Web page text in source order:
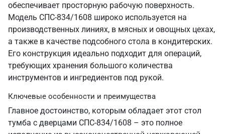
обеспечивает просторную рабочую поверхность.
Модель СПС-834/1608 широко используется на
производственных линиях, в мясных и овощных цехах,
а также в качестве подсобного стола в кондитерских.
Его конструкция идеально подходит для операций,
требующих хранения большого количества
инструментов и ингредиентов под рукой.
Ключевые особенности и преимущества
Главное достоинство, которым обладает этот стол
тумба с дверцами СПС-834/1608 – это полное